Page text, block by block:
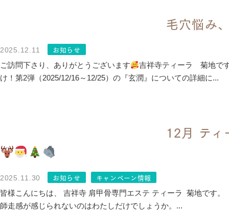
毛穴悩み
2025.12.11 お知らせ
ご訪問下さり、ありがとうございます
吉祥寺ティーラ 菊地で
け！第2弾（2025/12/16～12/25）の『玄潤』についての詳細に...
12月 テ
2025.11.30 お知らせ キャンペーン情報
皆様こんにちは、 吉祥寺 肩甲骨専門エステ ティーラ 菊地です
師走感が感じられないのはわたしだけでしょうか。...